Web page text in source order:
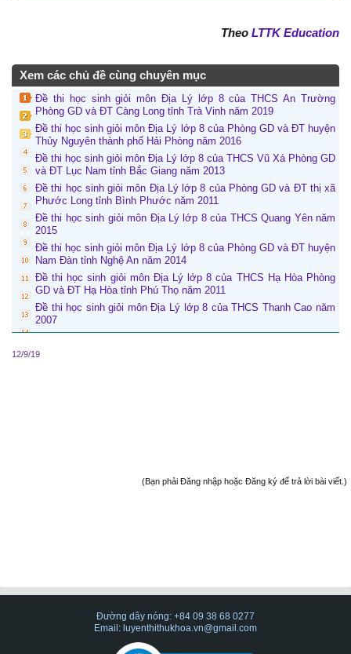
Theo LTTK Education
Xem các chủ đề cùng chuyên mục
Đề thi học sinh giỏi môn Địa Lý lớp 8 của THCS An Trường
Phòng GD và ĐT Càng Long tỉnh Trà Vinh năm 2019
Đề thi học sinh giỏi môn Địa Lý lớp 8 của Phòng GD và ĐT huyện
Thủy Nguyên thành phố Hải Phòng năm 2016
Đề thi học sinh giỏi môn Địa Lý lớp 8 của THCS Vũ Xá Phòng GD
và ĐT Lục Nam tỉnh Bắc Giang năm 2013
Đề thi học sinh giỏi môn Địa Lý lớp 8 của Phòng GD và ĐT thị xã
Phước Long tỉnh Bình Phước năm 2011
Đề thi học sinh giỏi môn Địa Lý lớp 8 của THCS Quang Yên năm
2015
Đề thi học sinh giỏi môn Địa Lý lớp 8 của Phòng GD và ĐT huyện
Nam Đàn tỉnh Nghệ An năm 2014
Đề thi học sinh giỏi môn Địa Lý lớp 8 của THCS Hạ Hòa Phòng
GD và ĐT Hạ Hòa tỉnh Phú Thọ năm 2011
Đề thi học sinh giỏi môn Địa Lý lớp 8 của THCS Thanh Cao năm
2007
12/9/19
(Bạn phải Đăng nhập hoặc Đăng ký để trả lời bài viết.)
Đường dây nóng: +84 09 38 68 0277
Email: luyenthithukhoa.vn@gmail.com